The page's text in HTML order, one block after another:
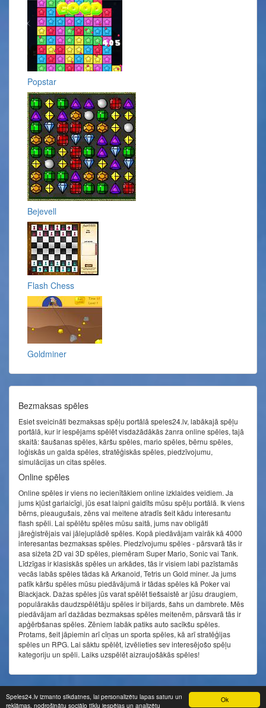
Ok
Speles24.lv izmanto sīkdatnes, lai personalizētu lapas saturu un
reklāmas, nodrošinātu sociālo tīklu iespējas un analizētu
Popstar
Bejevell
Flash Chess
Goldminer
Bezmaksas spēles
Esiet sveicināti bezmaksas spēļu portālā speles24.lv, labākajā spēļu
portālā, kur ir iespējams spēlēt visdažādākās žanra online spēles, tajā
skaitā: šaušanas spēles, kāršu spēles, mario spēles, bērnu spēles,
loģiskās un galda spēles, stratēģiskās spēles, piedzīvojumu,
simulācijas un citas spēles.
Online spēles
Online spēles ir viens no iecienītākiem online izklaides veidiem. Ja
jums kļūst garlaicīgi, jūs esat laipni gaidīts mūsu spēļu portālā. Ik viens
bērns, pieaugušais, zēns vai meitene atradīs šeit kādu interesantu
flash spēli. Lai spēlētu spēles mūsu saitā, jums nav obligāti
jāreģistrējais vai jālejuplādē spēles. Kopā piedāvājam vairāk kā 4000
interesantas bezmaksas spēles. Piedzīvojumu spēles - pārsvarā tās ir
asa sižeta 2D vai 3D spēles, piemēram Super Mario, Sonic vai Tank.
Līdzīgas ir klasiskās spēles un arkādes, tās ir visiem labi pazīstamās
vecās labās spēles tādas kā Arkanoid, Tetris un Gold miner. Ja jums
patīk kāršu spēles mūsu piedāvājumā ir tādas spēles kā Poker vai
Blackjack. Dažas spēles jūs varat spēlēt tiešsaistē ar jūsu draugiem,
populārakās daudzspēlētāju spēles ir biljards, šahs un dambrete. Mēs
piedāvājam arī dažādas bezmaksas spēles meitenēm, pārsvarā tās ir
apģērbšanas spēles. Zēniem labāk patiks auto sacīkšu spēles.
Protams, šeit jāpiemin arī cīņas un sporta spēles, kā arī stratēģijas
spēles un RPG. Lai sāktu spēlēt, izvēlieties sev interesējošo spēļu
kategoriju un spēli. Laiks uzspēlēt aizraujošākās spēles!